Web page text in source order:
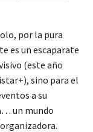
por la pura
es un escaparate
(este año
sino para el
a su
un mundo